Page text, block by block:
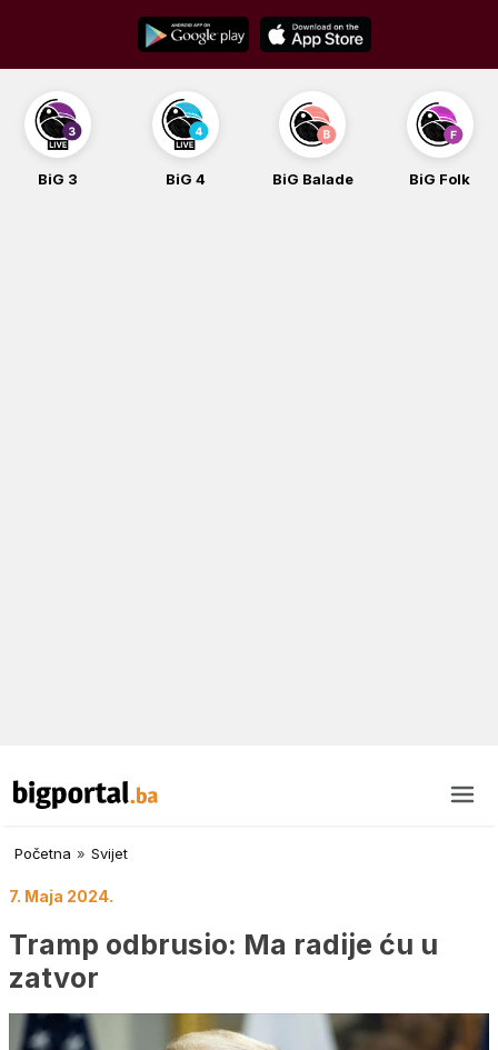
content
BiG 3 BiG 4 BiG Balade BiG Folk
Početna » Svijet
7. Maja 2024.
Tramp odbrusio: Ma radije ću u
zatvor